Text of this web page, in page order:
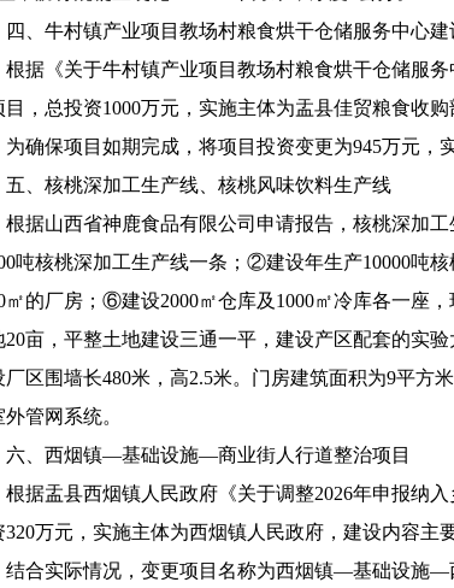
四、牛村镇产业项目教场村粮食烘干仓储服务中心建
根据《关于牛村镇产业项目教场村粮食烘干仓储服
目，总投资1000万元，实施主体为盂县佳贸粮食收
为确保项目如期完成，将项目投资变更为945万元，
五、核桃深加工生产线、核桃风味饮料生产线
根据山西省神鹿食品有限公司申请报告，核桃深加
吨核桃深加工生产线一条；②建设年生产10000吨
㎡的厂房；⑥建设2000㎡仓库及1000㎡冷库各一座
20亩，平整土地建设三通一平，建设产区配套的实
厂区围墙长480米，高2.5米。门房建筑面积为9平方
管网系统。
六、西烟镇—基础设施—商业街人行道整治项目
根据盂县西烟镇人民政府《关于调整2026年申报纳
320万元，实施主体为西烟镇人民政府，建设内容
结合实际情况，变更项目名称为西烟镇—基础设施